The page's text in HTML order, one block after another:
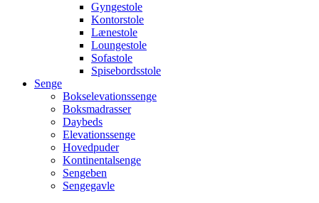
Gyngestole
Kontorstole
Lænestole
Loungestole
Sofastole
Spisebordsstole
Senge
Bokselevationssenge
Boksmadrasser
Daybeds
Elevationssenge
Hovedpuder
Kontinentalsenge
Sengeben
Sengegavle